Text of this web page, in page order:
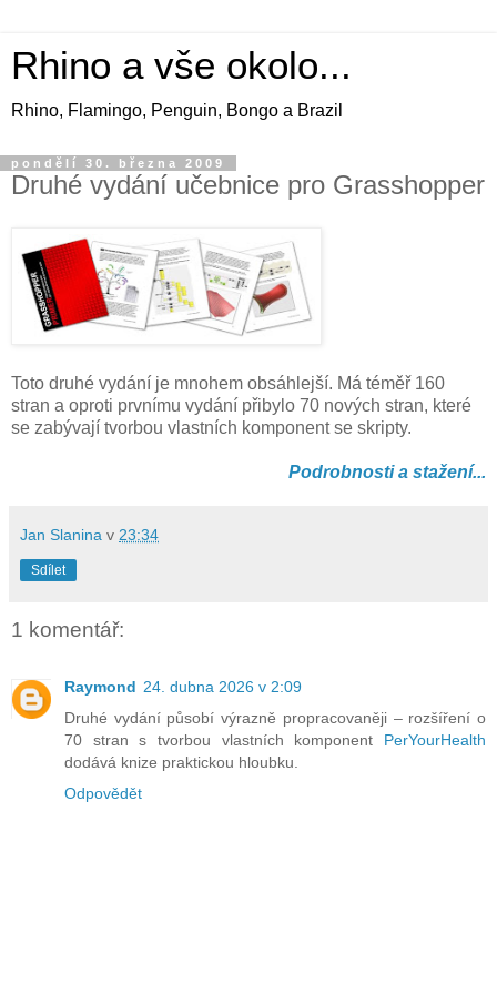
Rhino a vše okolo...
Rhino, Flamingo, Penguin, Bongo a Brazil
pondělí 30. března 2009
Druhé vydání učebnice pro Grasshopper
Toto druhé vydání je mnohem obsáhlejší. Má téměř 160
stran a oproti prvnímu vydání přibylo 70 nových stran, které
se zabývají tvorbou vlastních komponent se skripty.
Podrobnosti a stažení...
Jan Slanina v 23:34
Sdílet
1 komentář:
Raymond 24. dubna 2026 v 2:09
Druhé vydání působí výrazně propracovaněji – rozšíření o
70 stran s tvorbou vlastních komponent PerYourHealth
dodává knize praktickou hloubku.
Odpovědět